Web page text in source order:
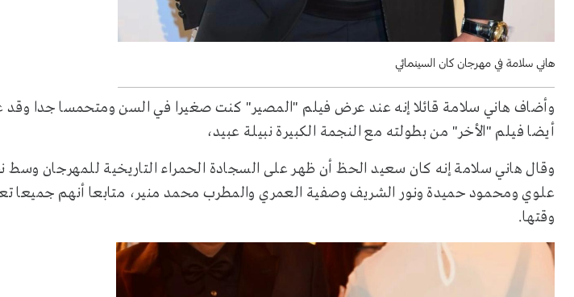
هاني سلامة في مهرجان كان السينمائي
وأضاف هاني سلامة قائلا إنه عند عرض فيلم "المصير" كنت صغيرا في السن ومتحمسا جدا
أيضا فيلم "الأخر" من بطولته مع النجمة الكبيرة نبيلة عبيد،
وقال هاني سلامة إنه كان سعيد الحظ أن ظهر على السجادة الحمراء التاريخية للمهرجان وسط
علوي ومحمود حميدة ونور الشريف وصفية العمري والمطرب محمد منير، متابعا أنهم جميعا
وقتها.